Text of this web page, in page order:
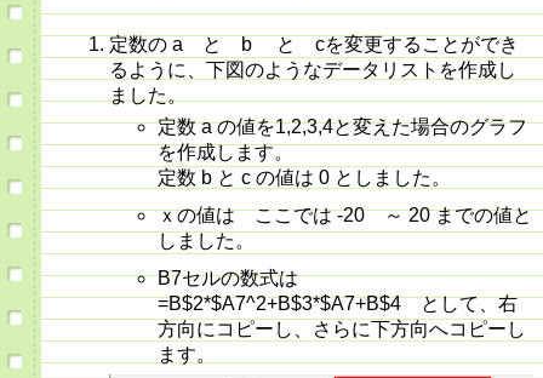
定数の a と b と cを変更することができ
るように、下図のようなデータリストを作成し
ました。
定数 a の値を1,2,3,4と変えた場合のグラフ
を作成します。
定数 b と c の値は 0 としました。
ｘの値は ここでは -20 ～ 20 までの値と
しました。
B7セルの数式は
=B$2*$A7^2+B$3*$A7+B$4 として、右
方向にコピーし、さらに下方向へコピーし
ます。